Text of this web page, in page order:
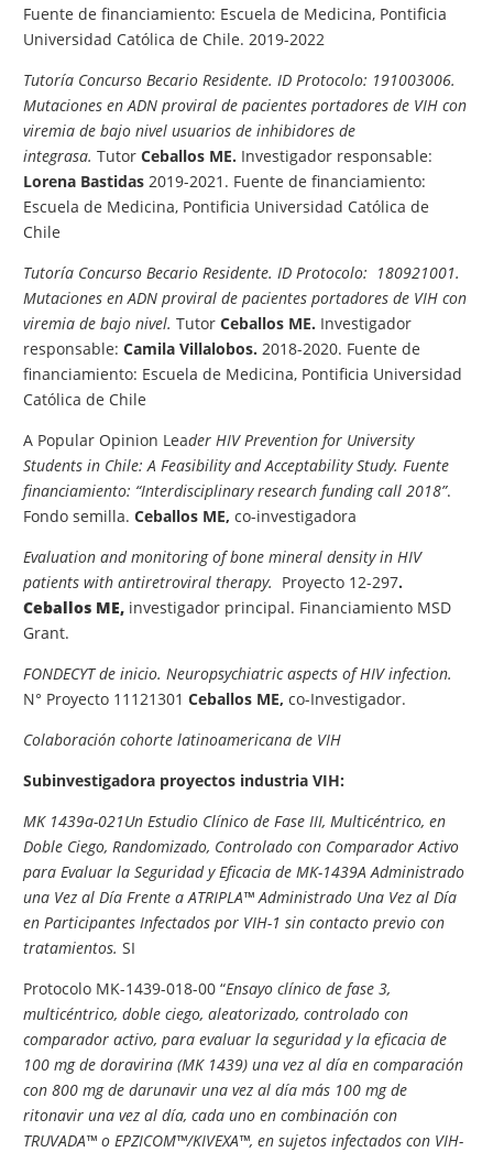
Fuente de financiamiento: Escuela de Medicina, Pontificia
Universidad Católica de Chile. 2019-2022
Tutoría Concurso Becario Residente. ID Protocolo: 191003006.
Mutaciones en ADN proviral de pacientes portadores de VIH con
viremia de bajo nivel usuarios de inhibidores de
integrasa. Tutor Ceballos ME. Investigador responsable:
Lorena Bastidas 2019-2021. Fuente de financiamiento:
Escuela de Medicina, Pontificia Universidad Católica de
Chile
Tutoría Concurso Becario Residente. ID Protocolo: 180921001.
Mutaciones en ADN proviral de pacientes portadores de VIH con
viremia de bajo nivel. Tutor Ceballos ME. Investigador
responsable: Camila Villalobos. 2018-2020. Fuente de
financiamiento: Escuela de Medicina, Pontificia Universidad
Católica de Chile
A Popular Opinion Leader HIV Prevention for University
Students in Chile: A Feasibility and Acceptability Study. Fuente
financiamiento: “Interdisciplinary research funding call 2018”.
Fondo semilla. Ceballos ME, co-investigadora
Evaluation and monitoring of bone mineral density in HIV
patients with antiretroviral therapy. Proyecto 12-297.
Ceballos ME, investigador principal. Financiamiento MSD
Grant.
FONDECYT de inicio. Neuropsychiatric aspects of HIV infection.
N° Proyecto 11121301 Ceballos ME, co-Investigador.
Colaboración cohorte latinoamericana de VIH
Subinvestigadora proyectos industria VIH:
MK 1439a-021Un Estudio Clínico de Fase III, Multicéntrico, en
Doble Ciego, Randomizado, Controlado con Comparador Activo
para Evaluar la Seguridad y Eficacia de MK-1439A Administrado
una Vez al Día Frente a ATRIPLA™ Administrado Una Vez al Día
en Participantes Infectados por VIH-1 sin contacto previo con
tratamientos. SI
Protocolo MK-1439-018-00 “Ensayo clínico de fase 3,
multicéntrico, doble ciego, aleatorizado, controlado con
comparador activo, para evaluar la seguridad y la eficacia de
100 mg de doravirina (MK 1439) una vez al día en comparación
con 800 mg de darunavir una vez al día más 100 mg de
ritonavir una vez al día, cada uno en combinación con
TRUVADA™ o EPZICOM™/KIVEXA™, en sujetos infectados con VIH-